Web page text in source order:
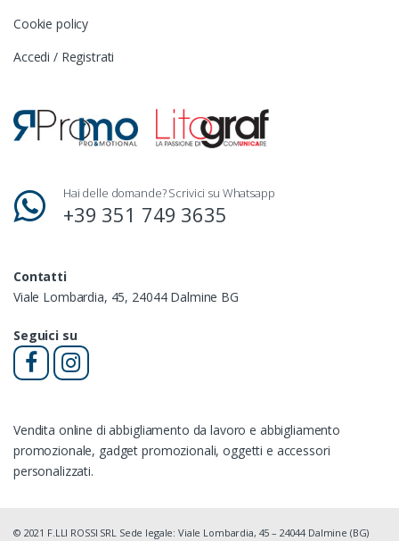
Cookie policy
Accedi / Registrati
Hai delle domande? Scrivici su Whatsapp
+39 351 749 3635
Contatti
Viale Lombardia, 45, 24044 Dalmine BG
Seguici su
Vendita online di abbigliamento da lavoro e abbigliamento
promozionale, gadget promozionali, oggetti e accessori
personalizzati.
© 2021 F.LLI ROSSI SRL Sede legale: Viale Lombardia, 45 – 24044 Dalmine (BG)